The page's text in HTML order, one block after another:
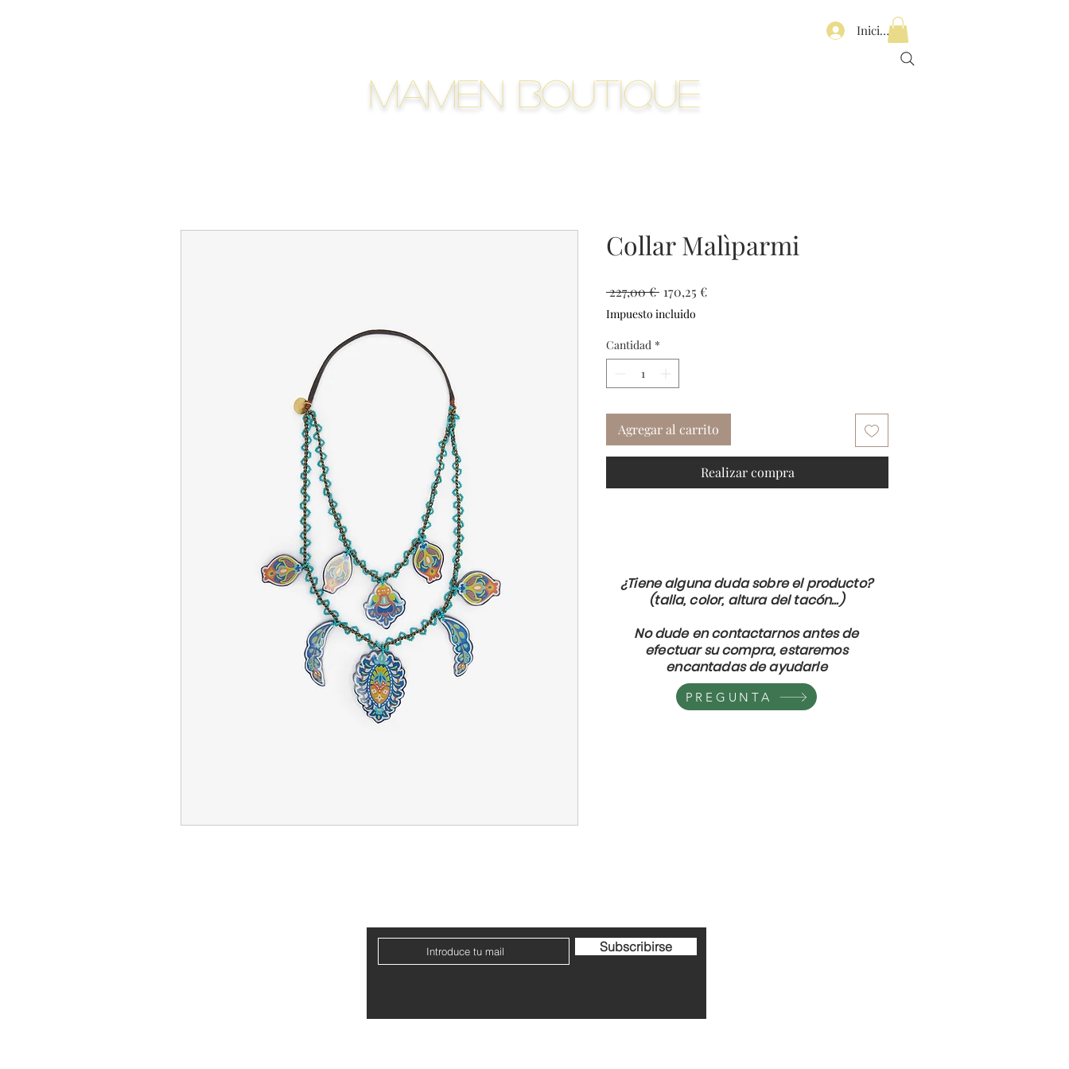
Mamen Boutique
Iniciar sesión
Collar Malìparmi
227,00 € Precio
170,25 €Precio
Impuesto incluido
Cantidad *
Agregar al carrito
Realizar compra
¿Tiene alguna duda sobre el producto?
(talla, color, altura del tacón...)
No dude en contactarnos antes de
efectuar su compra, estaremos
encantadas de ayudarle
PREGUNTA
Subscribirse